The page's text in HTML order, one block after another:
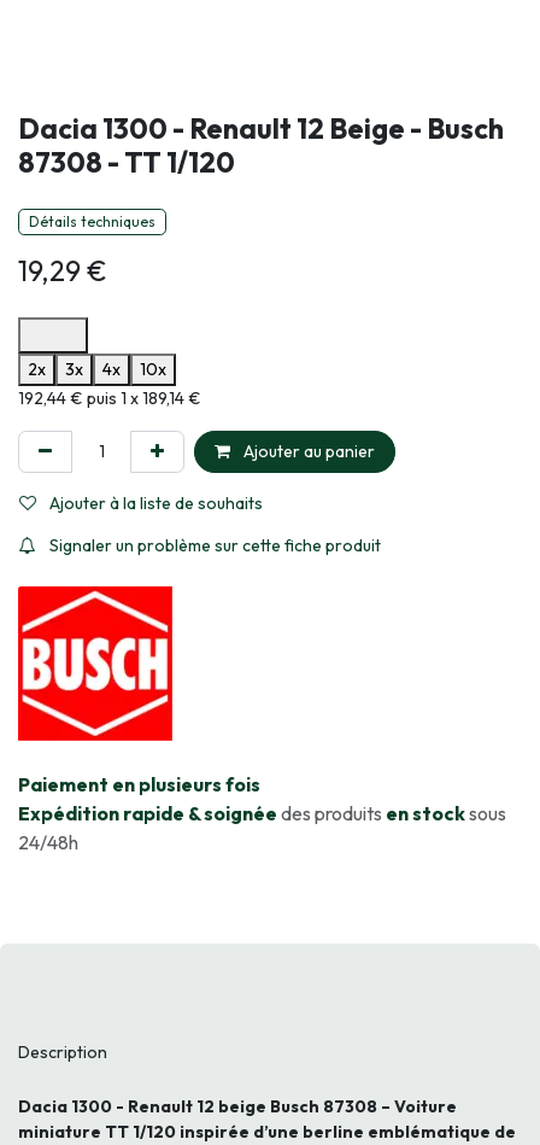
Dacia 1300 - Renault 12 Beige - Busch
87308 - TT 1/120
Détails techniques
19,29€
2x
3x 4x
10x
Informations sur le plan de paiement sélectionné
192,44 € puis 1 x 189,14 €
Ajouter au panier
Ajouter à la liste de souhaits
Signaler un problème sur cette fiche produit
​Paiement en plusieurs fois
Expédition rapide & soignée des produits en stocksous
24/48h
Description
Dacia 1300 - Renault 12 beige Busch 87308 – Voiture
miniature TT 1/120 inspirée d’une berline emblématique de